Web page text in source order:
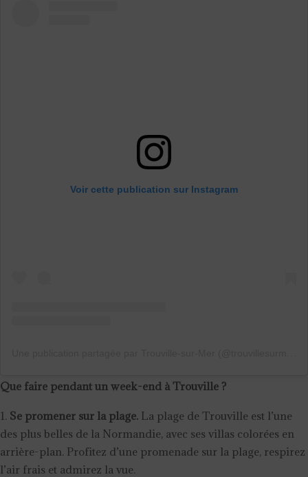
Voir cette publication sur Instagram
Que faire pendant un week-end à Trouville ?
Se promener sur la plage. La plage de Trouville est l’une
des plus belles de la Normandie, avec ses villas colorées en
arrière-plan. Profitez d’une promenade sur la plage, respirez
l’air frais et admirez la vue.